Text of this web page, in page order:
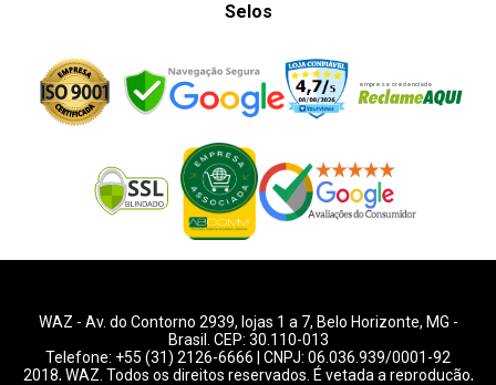
Selos
WAZ - Av. do Contorno 2939, lojas 1 a 7, Belo Horizonte, MG -
Brasil. CEP: 30.110-013
Telefone: +55 (31) 2126-6666 | CNPJ: 06.036.939/0001-92
2018, WAZ. Todos os direitos reservados. É vetada a reprodução,